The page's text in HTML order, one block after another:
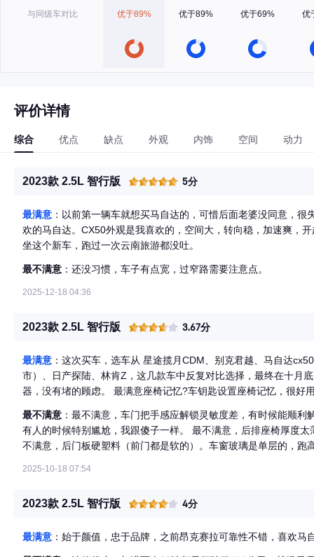
与同级车对比
优于89%
优于89%
优于69%
优
评价详情
综合 优点 缺点 外观 内饰 空间 动力
2023款 2.5L 智行版 5分
最满意 ：以前第一辆车就想买马自达的，可惜后面老婆没同意，
欢的马自达。CX50外观是我喜欢的，空间大，转向稳，加速爽，
坐这个新车，跑过一次云南旅游都没吐。
最不满意 ：还没习惯，车子有点宽，过窄路需要注意点。
2025-12-18 04:36
2023款 2.5L 智行版 3.67分
最满意 ：这次买车，选车从 星途揽月CDM、别克君越、马自达
市）、日产探陆、林肯Z，这几款车中反复对比选择，最终在十月底的最后一天
器，没有堵的顾虑。 最满意座椅记忆?车钥匙设置座椅记忆，很好用。 最满意，买车的时候新车 车里面味道
个月有关系。 两个多月的车我们接受，不算库存车。 最满意，真皮座椅、两个倒车灯、倒车影像晚上清晰、有备
胎、全车一键升降窗、风琴油门踏板、有眼镜盒、 最满意，4种电
最不满意 ：最不满意，车门把手感应解锁灵敏度差，有时候能顺
有人的时候特别尴尬，我跟傻子一样。 最不满意，后排座椅厚度
不满意，后门板硬塑料（前门都是软的）。车窗玻璃是单层的，跑
2025-10-18 07:54
2023款 2.5L 智行版 4分
最满意 ：始于颜值，忠于品牌，之前昂克赛拉可靠性不错，喜欢